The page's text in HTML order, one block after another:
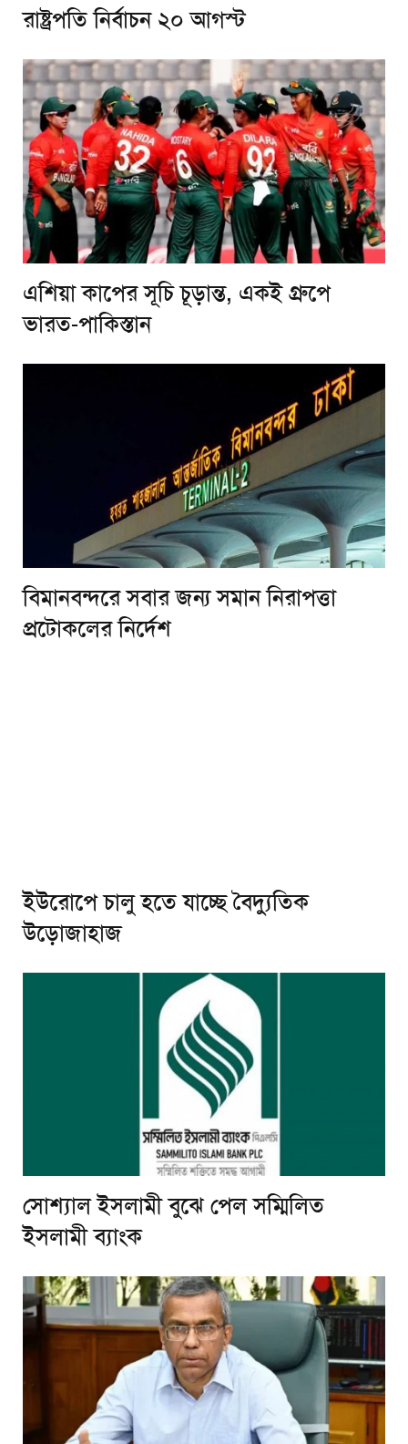
রাষ্ট্রপতি নির্বাচন ২০ আগস্ট
এশিয়া কাপের সূচি চূড়ান্ত, একই গ্রুপে
ভারত-পাকিস্তান
বিমানবন্দরে সবার জন্য সমান নিরাপত্তা
প্রটোকলের নির্দেশ
ইউরোপে চালু হতে যাচ্ছে বৈদ্যুতিক
উড়োজাহাজ
সোশ্যাল ইসলামী বুঝে পেল সম্মিলিত
ইসলামী ব্যাংক